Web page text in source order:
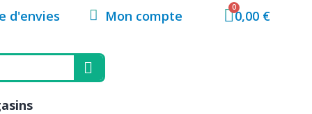
d'envies Mon compte 0,00 €